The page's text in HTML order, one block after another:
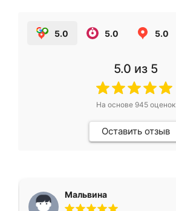
5.0 5.0 5.0
5.0 из 5
На основе 945оценок
Оставить отзыв
Мальвина